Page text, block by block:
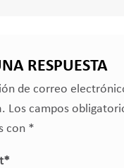
RESPUESTA
de correo
Los campos
con *
*